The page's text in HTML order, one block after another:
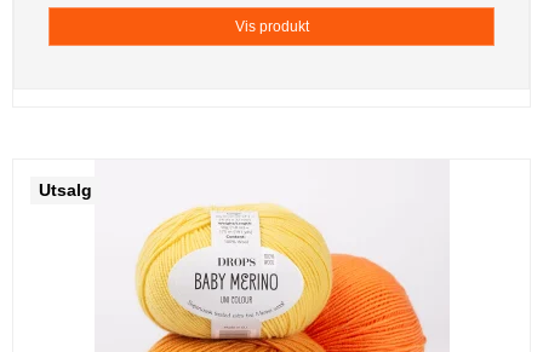
Vis produkt
Utsalg